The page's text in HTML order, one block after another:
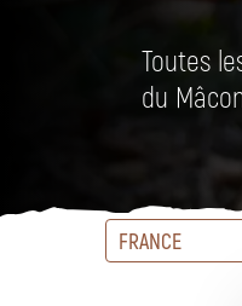
Toutes
du
FRANCE